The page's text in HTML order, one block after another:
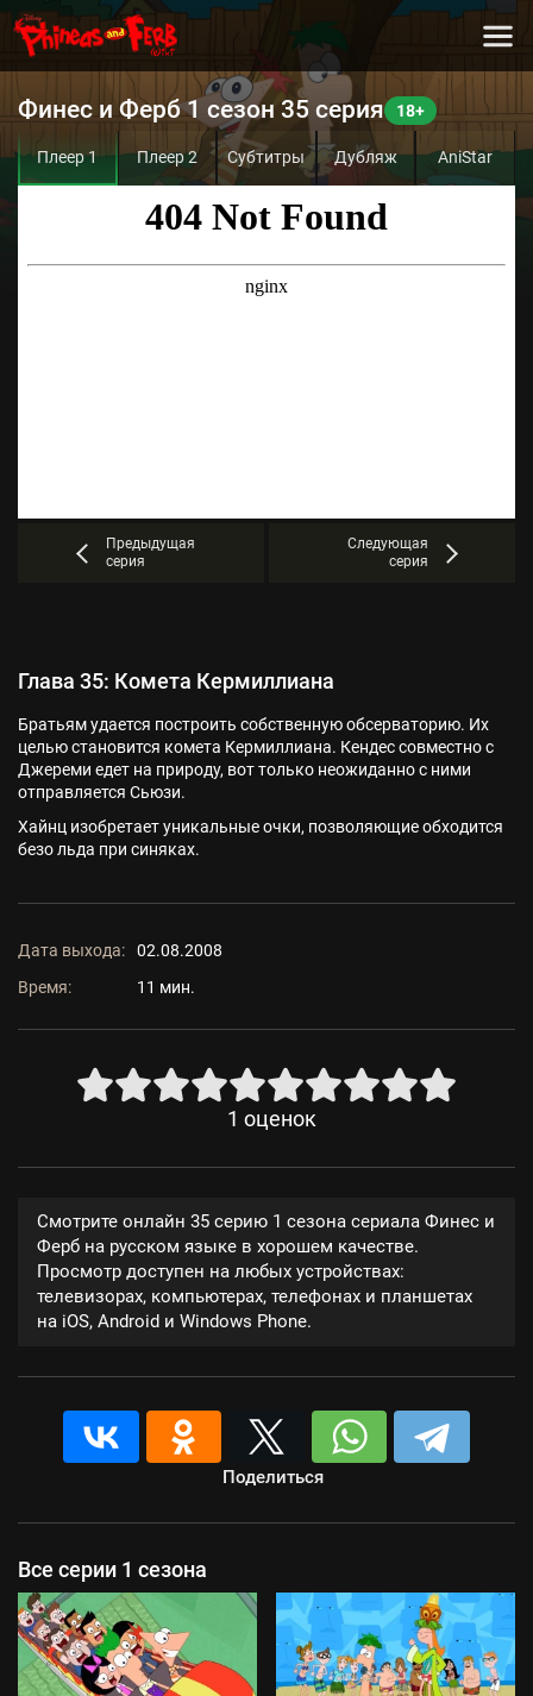
Финес и Ферб 1 сезон 35 серия
Плеер 1 Плеер 2 Субтитры Дубляж AniStar
Предыдущая
серия
Следующая
серия
Глава 35: Комета Кермиллиана
Братьям удается построить собственную обсерваторию. Их
целью становится комета Кермиллиана. Кендес совместно с
Джереми едет на природу, вот только неожиданно с ними
отправляется Сьюзи.
Хайнц изобретает уникальные очки, позволяющие обходится
безо льда при синяках.
Дата выхода:
02.08.2008
Время:
11 мин.
1 оценок
Смотрите онлайн 35 серию 1 сезона сериала Финес и
Ферб на русском языке в хорошем качестве.
Просмотр доступен на любых устройствах:
телевизорах, компьютерах, телефонах и планшетах
на iOS, Android и Windows Phone.
Поделиться
Все серии 1 сезона